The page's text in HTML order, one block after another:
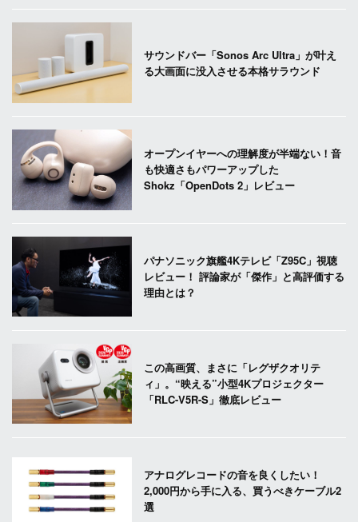
サウンドバー「Sonos Arc Ultra」が叶え
る大画面に没入させる本格サラウンド
オープンイヤーへの理解度が半端ない！音
も快適さもパワーアップした
Shokz「OpenDots 2」レビュー
パナソニック旗艦4Kテレビ「Z95C」視聴
レビュー！ 評論家が「傑作」と高評価する
理由とは？
この高画質、まさに「レグザクオリテ
ィ」。“映える”小型4Kプロジェクター
「RLC-V5R-S」徹底レビュー
アナログレコードの音を良くしたい！
2,000円から手に入る、買うべきケーブル2
選